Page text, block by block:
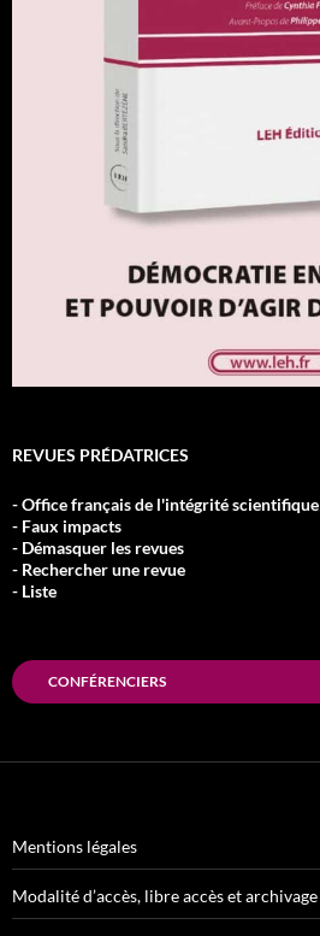
REVUES PRÉDATRICES
- Office français de l'intégrité scientifique
- Faux impacts
- Démasquer les revues
- Rechercher une revue
- Liste
CONFÉRENCIERS
Mentions légales
Modalité d’accès, libre accès et archivage